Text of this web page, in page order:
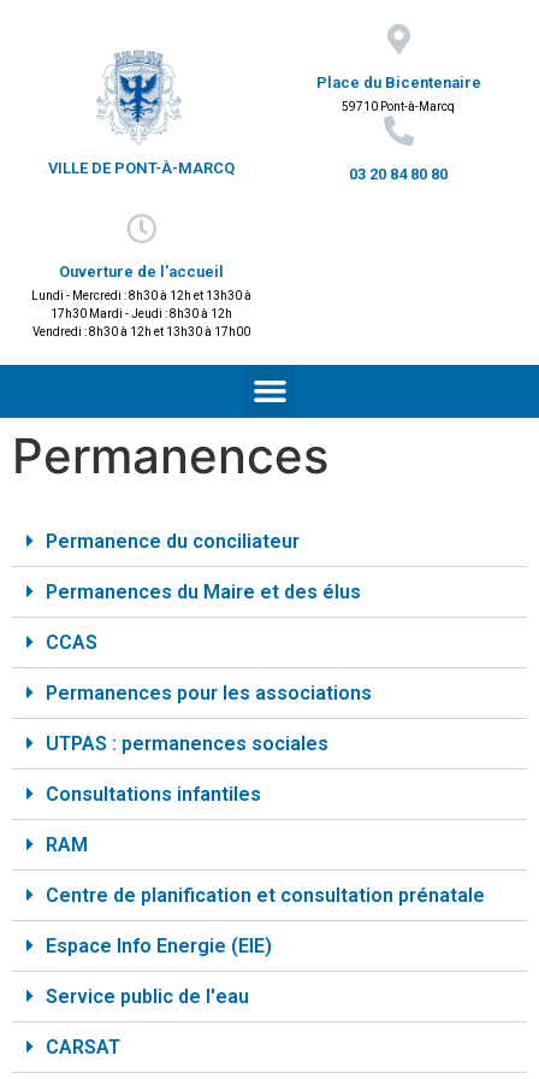
VILLE DE PONT-À-MARCQ
Place du Bicentenaire
59710 Pont-à-Marcq
03 20 84 80 80
Ouverture de l'accueil
Lundi - Mercredi : 8h30 à 12h et 13h30 à
17h30 Mardi - Jeudi : 8h30 à 12h
Vendredi : 8h30 à 12h et 13h30 à 17h00
Permanences
Permanence du conciliateur
Permanences du Maire et des élus
CCAS
Permanences pour les associations
UTPAS : permanences sociales
Consultations infantiles
RAM
Centre de planification et consultation prénatale
Espace Info Energie (EIE)
Service public de l'eau
CARSAT